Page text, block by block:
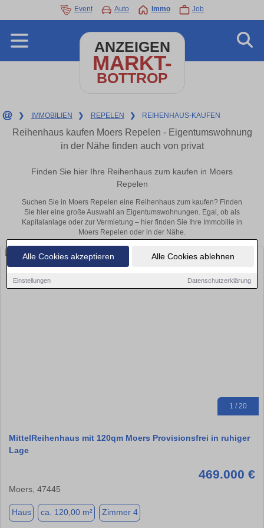
Alle Cookies akzeptieren Alle Cookies ablehnen
Einstellungen Datenschutzerklärung
Event Auto Immo Job
ANZEIGEN
MARKT-
BOTTROP
❯ IMMOBILIEN ❯ REPELEN ❯ REIHENHAUS-KAUFEN
Reihenhaus kaufen Moers Repelen - Eigentumswohnung
in der Nähe finden auch von privat
Finden Sie hier Ihre Reihenhaus zum kaufen in Moers
Repelen
Suchen Sie in Moers Repelen eine Reihenhaus zum kaufen? Finden
Sie hier eine große Auswahl an Eigentumswohnungen. Egal, ob als
Kapitalanlage oder zur Vermietung – hier finden Sie Ihre Immobilie in
Moers Repelen oder in der Nähe.
1 / 20
MittelReihenhaus mit 120qm Moers Provisionsfrei in ruhiger
Lage
469.000 €
Moers, 47445
Haus ca. 120,00 m² Zimmer 4